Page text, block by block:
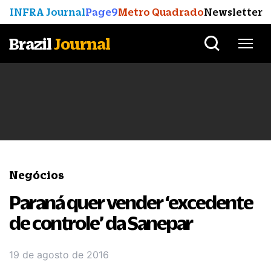
INFRA JournalPage9Metro QuadradoNewsletter
BrazilJournal
Negócios
Paraná quer vender ‘excedente
de controle’ da Sanepar
19 de agosto de 2016